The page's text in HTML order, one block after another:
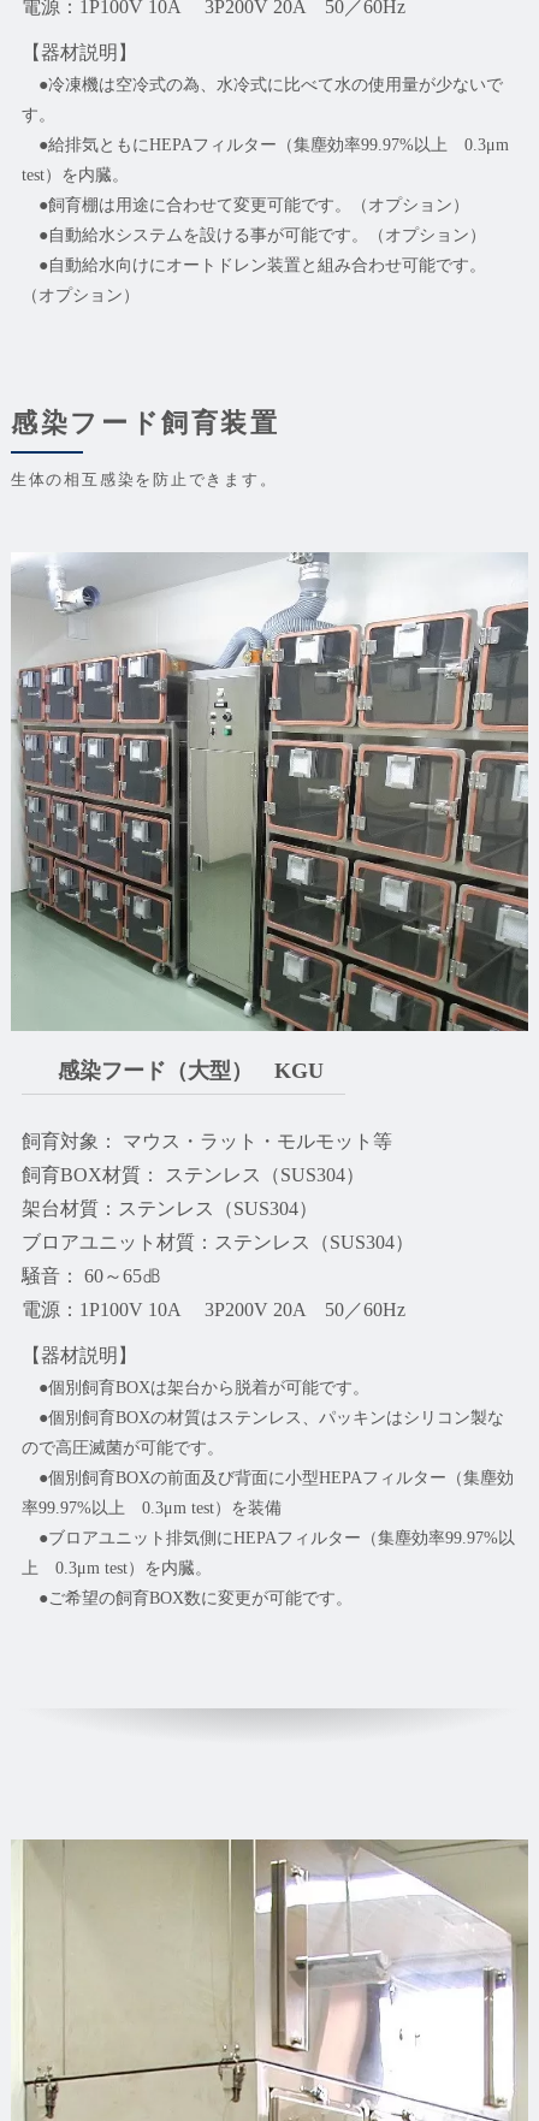
電源：1P100V 10A 3P200V 20A 50／60Hz
【器材説明】
●冷凍機は空冷式の為、水冷式に比べて水の使用量が少ないで
す。
●給排気ともにHEPAフィルター（集塵効率99.97%以上 0.3μm
test）を内臓。
●飼育棚は用途に合わせて変更可能です。（オプション）
●自動給水システムを設ける事が可能です。（オプション）
●自動給水向けにオートドレン装置と組み合わせ可能です。
（オプション）
感染フード飼育装置
生体の相互感染を防止できます。
感染フード（大型） KGU
飼育対象： マウス・ラット・モルモット等
飼育BOX材質： ステンレス（SUS304）
架台材質：ステンレス（SUS304）
ブロアユニット材質：ステンレス（SUS304）
騒音： 60～65㏈
電源：1P100V 10A 3P200V 20A 50／60Hz
【器材説明】
●個別飼育BOXは架台から脱着が可能です。
●個別飼育BOXの材質はステンレス、パッキンはシリコン製な
ので高圧滅菌が可能です。
●個別飼育BOXの前面及び背面に小型HEPAフィルター（集塵効
率99.97%以上 0.3μm test）を装備
●ブロアユニット排気側にHEPAフィルター（集塵効率99.97%以
上 0.3μm test）を内臓。
●ご希望の飼育BOX数に変更が可能です。